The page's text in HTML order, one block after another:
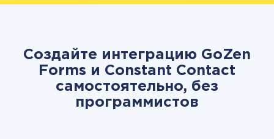
Создайте интеграцию GoZen
Forms и Constant Contact
самостоятельно, без
программистов